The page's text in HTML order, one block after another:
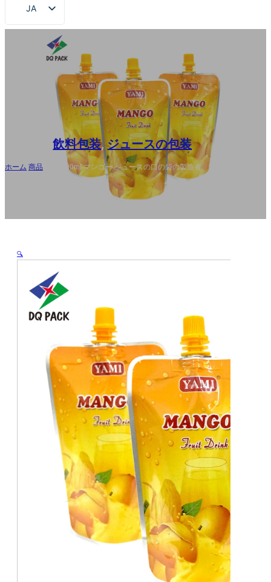
JA
EN
飲料包装,ジュースの包装
ホーム 商品
注文 200ml マンゴー ジュースの口の袋の製造者、卸し売り
🔍